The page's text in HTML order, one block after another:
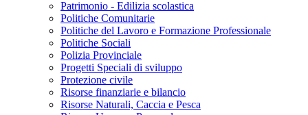
Patrimonio - Edilizia scolastica
Politiche Comunitarie
Politiche del Lavoro e Formazione Professionale
Politiche Sociali
Polizia Provinciale
Progetti Speciali di sviluppo
Protezione civile
Risorse finanziarie e bilancio
Risorse Naturali, Caccia e Pesca